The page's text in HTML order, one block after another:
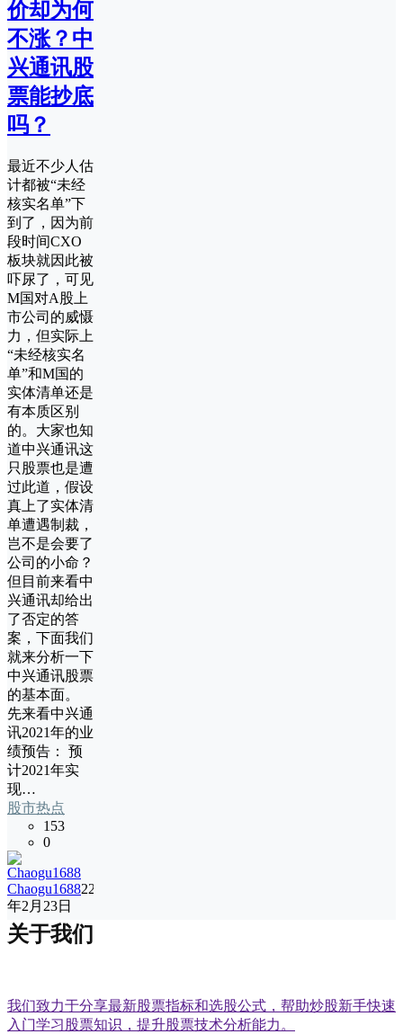
价却为何
不涨？中
兴通讯股
票能抄底
吗？
最近不少人估
计都被“未经
核实名单”下
到了，因为前
段时间CXO
板块就因此被
吓尿了，可见
M国对A股上
市公司的威慑
力，但实际上
“未经核实名
单”和M国的
实体清单还是
有本质区别
的。大家也知
道中兴通讯这
只股票也是遭
过此道，假设
真上了实体清
单遭遇制裁，
岂不是会要了
公司的小命？
但目前来看中
兴通讯却给出
了否定的答
案，下面我们
就来分析一下
中兴通讯股票
的基本面。
先来看中兴通
讯2021年的业
绩预告： 预
计2021年实
现…
股市热点
153
0
Chaogu168822
年2月23日
关于我们
我们致力于分享最新股票指标和选股公式，帮助炒股新手快速
入门学习股票知识，提升股票技术分析能力。